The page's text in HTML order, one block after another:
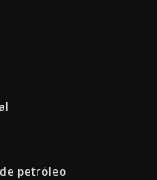
petróleo